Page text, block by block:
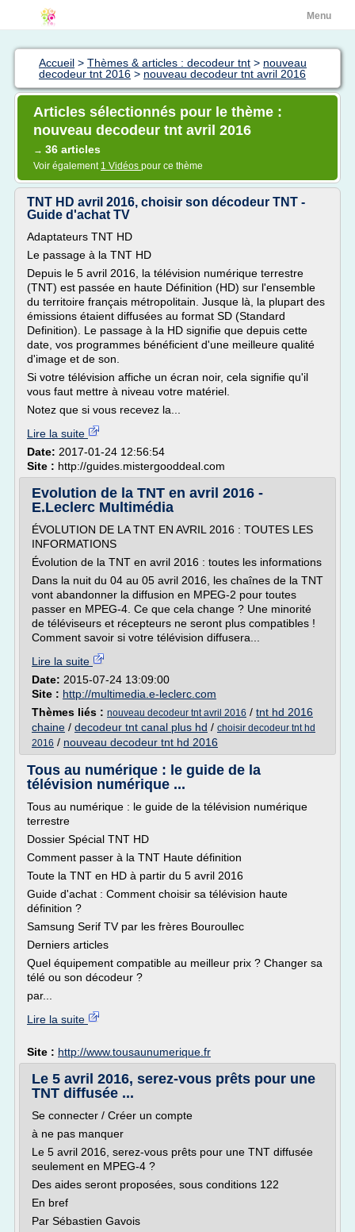
Menu
Accueil > Thèmes & articles : decodeur tnt > nouveau
decodeur tnt 2016 > nouveau decodeur tnt avril 2016
Articles sélectionnés pour le thème :
nouveau decodeur tnt avril 2016
→ 36 articles
Voir également 1 Vidéos pour ce thème
TNT HD avril 2016, choisir son décodeur TNT -
Guide d'achat TV
Adaptateurs TNT HD
Le passage à la TNT HD
Depuis le 5 avril 2016, la télévision numérique terrestre
(TNT) est passée en haute Définition (HD) sur l'ensemble
du territoire français métropolitain. Jusque là, la plupart des
émissions étaient diffusées au format SD (Standard
Definition). Le passage à la HD signifie que depuis cette
date, vos programmes bénéficient d'une meilleure qualité
d'image et de son.
Si votre télévision affiche un écran noir, cela signifie qu'il
vous faut mettre à niveau votre matériel.
Notez que si vous recevez la...
Lire la suite
Date: 2017-01-24 12:56:54
Site : http://guides.mistergooddeal.com
Evolution de la TNT en avril 2016 -
E.Leclerc Multimédia
ÉVOLUTION DE LA TNT EN AVRIL 2016 : TOUTES LES
INFORMATIONS
Évolution de la TNT en avril 2016 : toutes les informations
Dans la nuit du 04 au 05 avril 2016, les chaînes de la TNT
vont abandonner la diffusion en MPEG-2 pour toutes
passer en MPEG-4. Ce que cela change ? Une minorité
de téléviseurs et récepteurs ne seront plus compatibles !
Comment savoir si votre télévision diffusera...
Lire la suite
Date: 2015-07-24 13:09:00
Site : http://multimedia.e-leclerc.com
Thèmes liés : nouveau decodeur tnt avril 2016 / tnt hd 2016
chaine / decodeur tnt canal plus hd / choisir decodeur tnt hd
2016 / nouveau decodeur tnt hd 2016
Tous au numérique : le guide de la
télévision numérique ...
Tous au numérique : le guide de la télévision numérique
terrestre
Dossier Spécial TNT HD
Comment passer à la TNT Haute définition
Toute la TNT en HD à partir du 5 avril 2016
Guide d'achat : Comment choisir sa télévision haute
définition ?
Samsung Serif TV par les frères Bouroullec
Derniers articles
Quel équipement compatible au meilleur prix ? Changer sa
télé ou son décodeur ?
par...
Lire la suite
Site : http://www.tousaunumerique.fr
Le 5 avril 2016, serez-vous prêts pour une
TNT diffusée ...
Se connecter / Créer un compte
à ne pas manquer
Le 5 avril 2016, serez-vous prêts pour une TNT diffusée
seulement en MPEG-4 ?
Des aides seront proposées, sous conditions 122
En bref
Par Sébastien Gavois